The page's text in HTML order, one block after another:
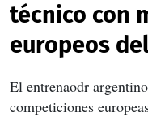
técnico con
europeos
El entrenaodr
competiciones